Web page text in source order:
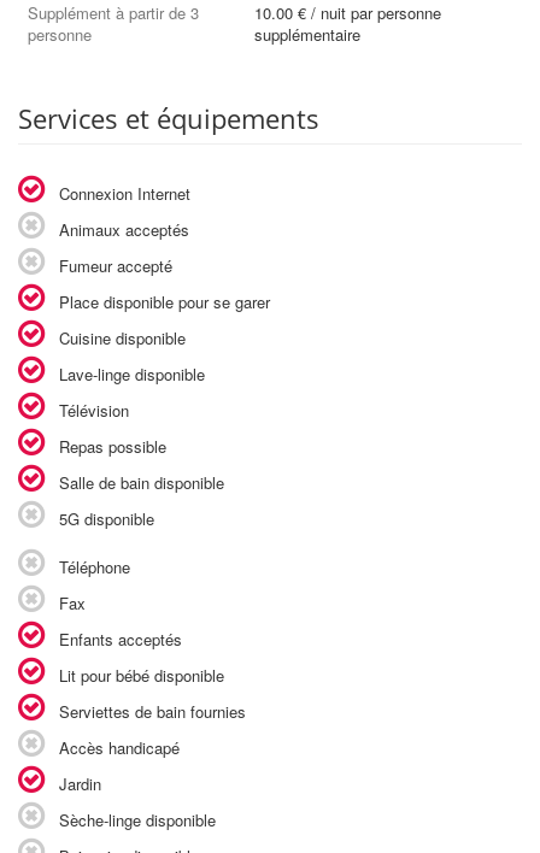
Supplément à partir de 3
personne
10.00 € / nuit par personne
supplémentaire
Services et équipements
Connexion Internet
Animaux acceptés
Fumeur accepté
Place disponible pour se garer
Cuisine disponible
Lave-linge disponible
Télévision
Repas possible
Salle de bain disponible
5G disponible
Téléphone
Fax
Enfants acceptés
Lit pour bébé disponible
Serviettes de bain fournies
Accès handicapé
Jardin
Sèche-linge disponible